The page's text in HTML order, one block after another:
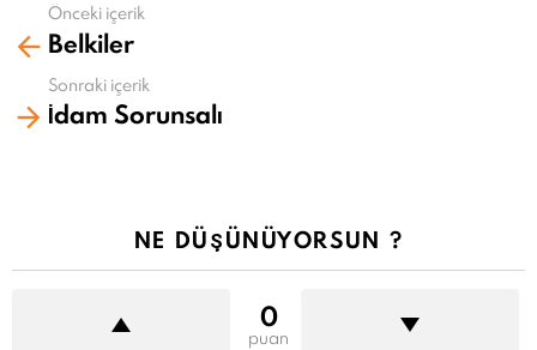
Daha
fazla
Önceki içerik
Belkiler
Sonraki içerik
İdam Sorunsalı
NE DÜŞÜNÜYORSUN ?
0
puan